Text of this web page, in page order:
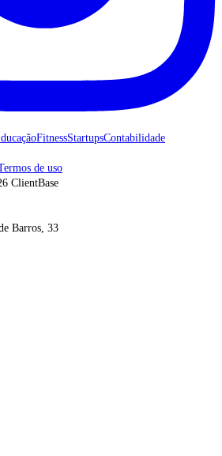
FitnessStartupsContabilidade
de uso
ClientBase
Barros, 33